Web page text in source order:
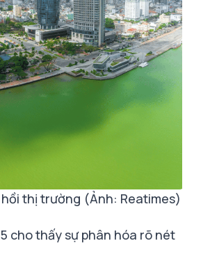
thị trường (Ảnh: Reatimes)
cho thấy sự phân hóa rõ nét